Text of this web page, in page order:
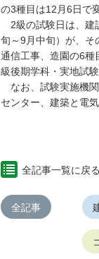
の3種目は12月6日で
2級の試験日は、建
旬～9月中旬）が、そ
通信工事、造園の6種
級後期学科・実地試
なお、試験実施機
センター、建築と電
全記事一覧に戻る
全記事